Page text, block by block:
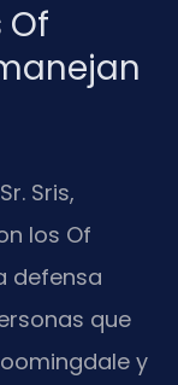
Of
Sris,
los Of
defensa
que
y